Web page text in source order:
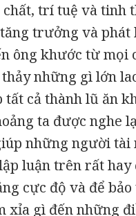
trí tuệ và tinh
trưởng và phát
ông khước từ mọi
những gì lớn
tất cả thành lũ ăn
ta được nghe
những người tài
luận trên rất
cực độ và để
xỉa gì đến những